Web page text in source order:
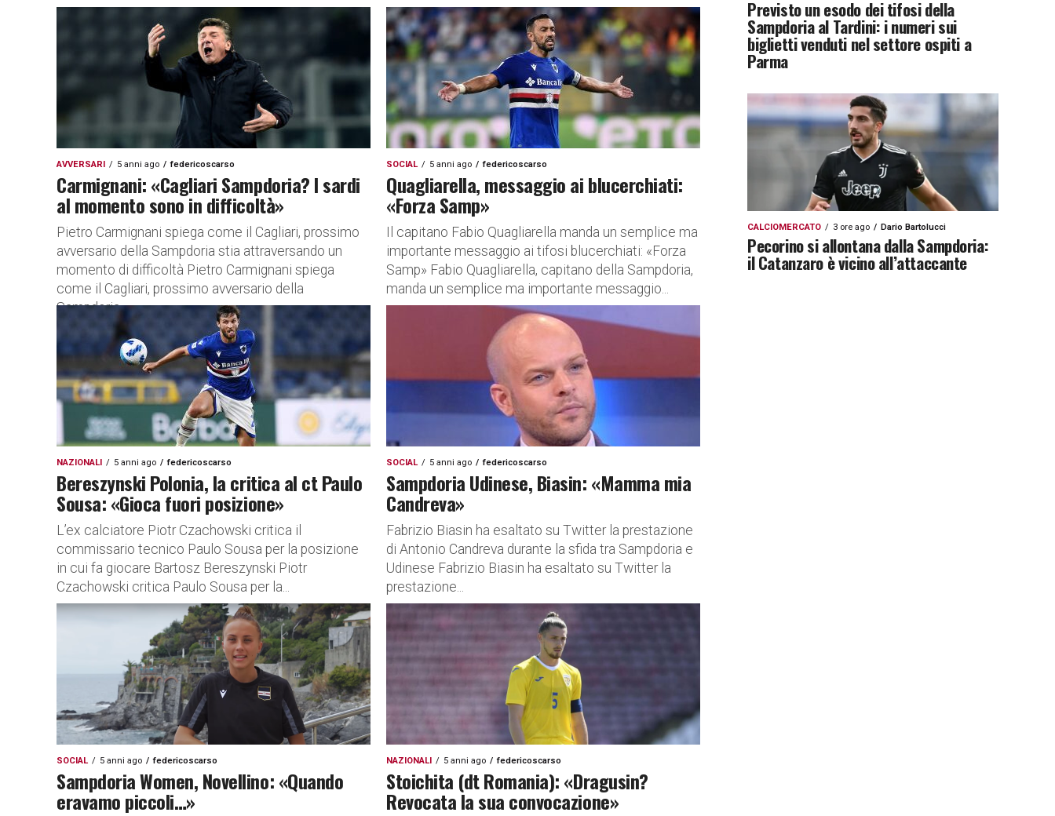
AVVERSARI 5 anni ago federicoscarso
Carmignani: «Cagliari Sampdoria? I sardi
al momento sono in difficoltà»
Pietro Carmignani spiega come il Cagliari, prossimo
avversario della Sampdoria stia attraversando un
momento di difficoltà Pietro Carmignani spiega
come il Cagliari, prossimo avversario della
Sampdoria,...
SOCIAL 5 anni ago federicoscarso
Quagliarella, messaggio ai blucerchiati:
«Forza Samp»
Il capitano Fabio Quagliarella manda un semplice ma
importante messaggio ai tifosi blucerchiati: «Forza
Samp» Fabio Quagliarella, capitano della Sampdoria,
manda un semplice ma importante messaggio...
NAZIONALI 5 anni ago federicoscarso
Bereszynski Polonia, la critica al ct Paulo
Sousa: «Gioca fuori posizione»
L’ex calciatore Piotr Czachowski critica il
commissario tecnico Paulo Sousa per la posizione
in cui fa giocare Bartosz Bereszynski Piotr
Czachowski critica Paulo Sousa per la...
SOCIAL 5 anni ago federicoscarso
Sampdoria Udinese, Biasin: «Mamma mia
Candreva»
Fabrizio Biasin ha esaltato su Twitter la prestazione
di Antonio Candreva durante la sfida tra Sampdoria e
Udinese Fabrizio Biasin ha esaltato su Twitter la
prestazione...
SOCIAL 5 anni ago federicoscarso
Sampdoria Women, Novellino: «Quando
eravamo piccoli…»
NAZIONALI 5 anni ago federicoscarso
Stoichita (dt Romania): «Dragusin?
Revocata la sua convocazione»
Previsto un esodo dei tifosi della
Sampdoria al Tardini: i numeri sui
biglietti venduti nel settore ospiti a
Parma
CALCIOMERCATO 3 ore ago Dario Bartolucci
Pecorino si allontana dalla Sampdoria:
il Catanzaro è vicino all’attaccante